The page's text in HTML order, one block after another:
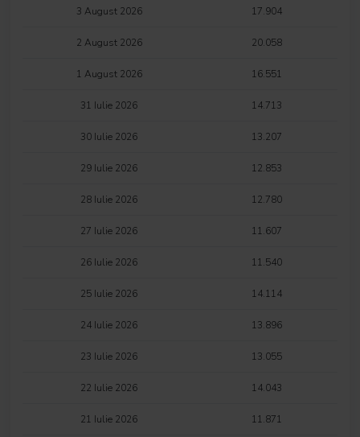
3 August 2026 17.904
2 August 2026 20.058
1 August 2026 16.551
31 Iulie 2026 14.713
30 Iulie 2026 13.207
29 Iulie 2026 12.853
28 Iulie 2026 12.780
27 Iulie 2026 11.607
26 Iulie 2026 11.540
25 Iulie 2026 14.114
24 Iulie 2026 13.896
23 Iulie 2026 13.055
22 Iulie 2026 14.043
21 Iulie 2026 11.871